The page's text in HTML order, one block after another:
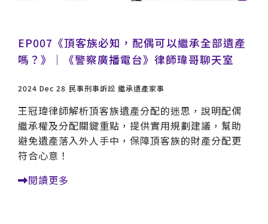
EP007《頂客族必知，配偶可以繼承全部遺產
嗎？》｜《警察廣播電台》律師瑋哥聊天室
2024 Dec 28 民事刑事訴訟 繼承遺產家事
王冠瑋律師解析頂客族遺產分配的迷思，說明配偶
繼承權及分配關鍵重點，提供實用規劃建議，幫助
避免遺產落入外人手中，保障頂客族的財產分配更
符合心意！
閱讀更多